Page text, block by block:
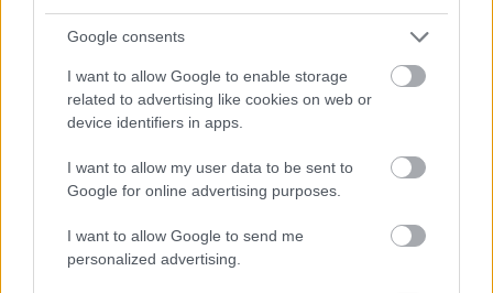
Google consents
I want to allow Google to enable storage
related to advertising like cookies on web or
device identifiers in apps.
I want to allow my user data to be sent to
Google for online advertising purposes.
I want to allow Google to send me
personalized advertising.